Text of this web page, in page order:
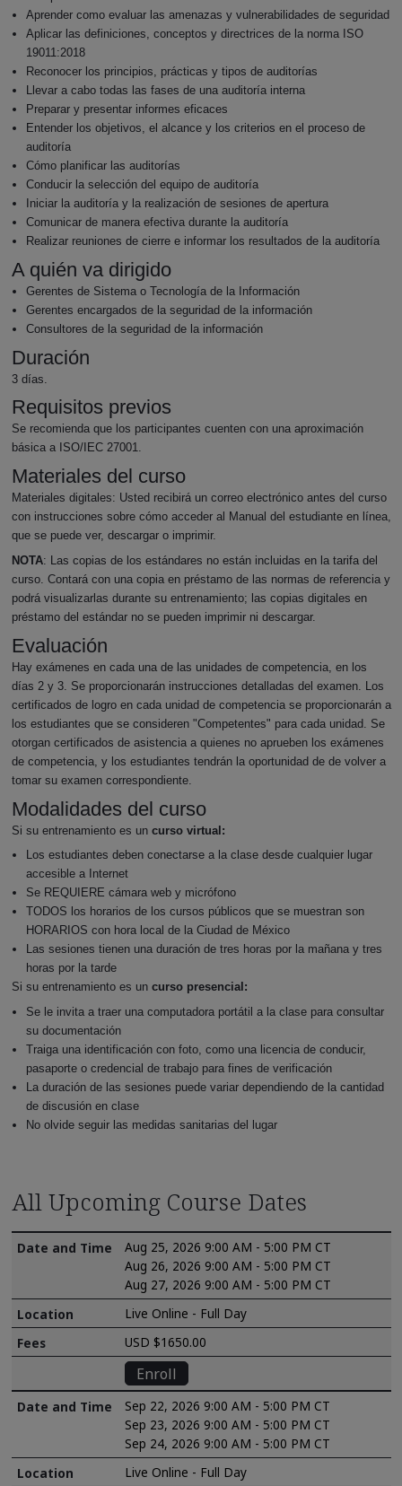
Aprender como evaluar las amenazas y vulnerabilidades de seguridad
Aplicar las definiciones, conceptos y directrices de la norma ISO
19011:2018
Reconocer los principios, prácticas y tipos de auditorías
Llevar a cabo todas las fases de una auditoría interna
Preparar y presentar informes eficaces
Entender los objetivos, el alcance y los criterios en el proceso de
auditoría
Cómo planificar las auditorías
Conducir la selección del equipo de auditoría
Iniciar la auditoría y la realización de sesiones de apertura
Comunicar de manera efectiva durante la auditoría
Realizar reuniones de cierre e informar los resultados de la auditoría
A quién va dirigido
Gerentes de Sistema o Tecnología de la Información
Gerentes encargados de la seguridad de la información
Consultores de la seguridad de la información
Duración
3 días.
Requisitos previos
Se recomienda que los participantes cuenten con una aproximación
básica a ISO/IEC 27001.
Materiales del curso
Materiales digitales: Usted recibirá un correo electrónico antes del curso
con instrucciones sobre cómo acceder al Manual del estudiante en línea,
que se puede ver, descargar o imprimir.
NOTA: Las copias de los estándares no están incluidas en la tarifa del
curso. Contará con una copia en préstamo de las normas de referencia y
podrá visualizarlas durante su entrenamiento; las copias digitales en
préstamo del estándar no se pueden imprimir ni descargar.
Evaluación
Hay exámenes en cada una de las unidades de competencia, en los
días 2 y 3. Se proporcionarán instrucciones detalladas del examen. Los
certificados de logro en cada unidad de competencia se proporcionarán a
los estudiantes que se consideren "Competentes" para cada unidad. Se
otorgan certificados de asistencia a quienes no aprueben los exámenes
de competencia, y los estudiantes tendrán la oportunidad de de volver a
tomar su examen correspondiente.
Modalidades del curso
Si su entrenamiento es un curso virtual:
Los estudiantes deben conectarse a la clase desde cualquier lugar
accesible a Internet
Se REQUIERE cámara web y micrófono
TODOS los horarios de los cursos públicos que se muestran son
HORARIOS con hora local de la Ciudad de México
Las sesiones tienen una duración de tres horas por la mañana y tres
horas por la tarde
Si su entrenamiento es un curso presencial:
Se le invita a traer una computadora portátil a la clase para consultar
su documentación
Traiga una identificación con foto, como una licencia de conducir,
pasaporte o credencial de trabajo para fines de verificación
La duración de las sesiones puede variar dependiendo de la cantidad
de discusión en clase
No olvide seguir las medidas sanitarias del lugar
All Upcoming Course Dates
Aug 25, 2026 9:00 AM - 5:00 PM CT
Aug 26, 2026 9:00 AM - 5:00 PM CT
Aug 27, 2026 9:00 AM - 5:00 PM CT
Live Online - Full Day
USD $1650.00
Enroll
Sep 22, 2026 9:00 AM - 5:00 PM CT
Sep 23, 2026 9:00 AM - 5:00 PM CT
Sep 24, 2026 9:00 AM - 5:00 PM CT
Live Online - Full Day